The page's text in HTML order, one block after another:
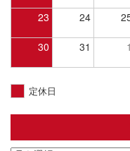
23 24
30 31 1
定休日